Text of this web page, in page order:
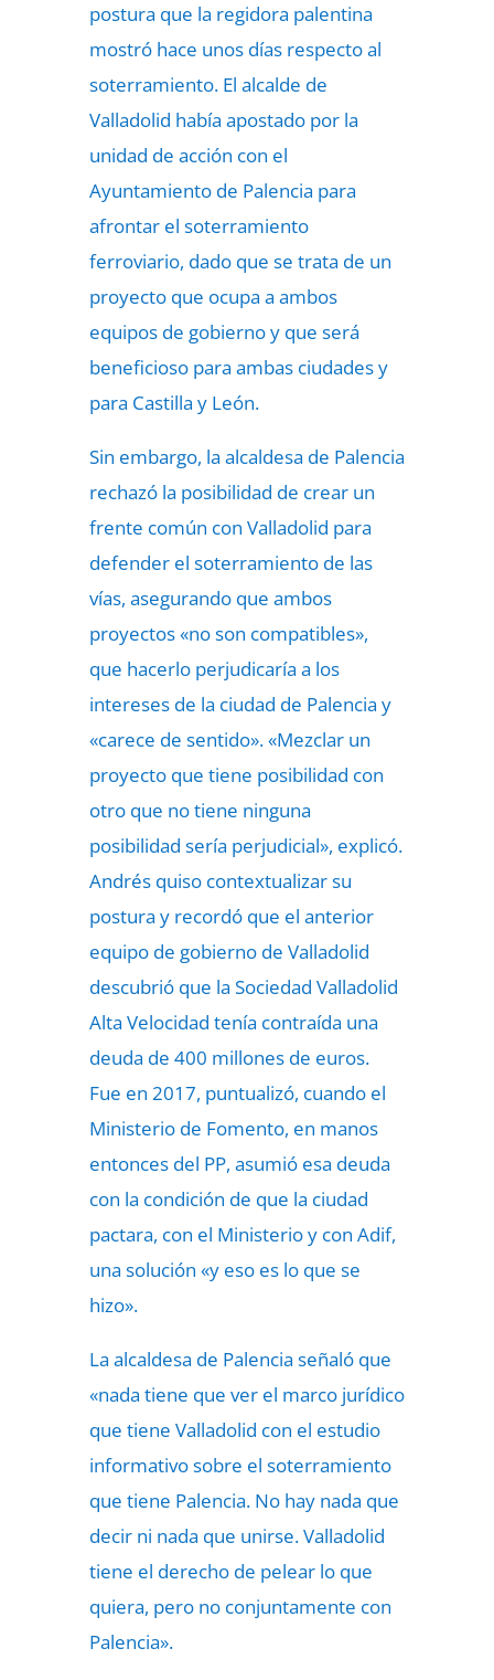
postura que la regidora palentina
mostró hace unos días respecto al
soterramiento. El alcalde de
Valladolid había apostado por la
unidad de acción con el
Ayuntamiento de Palencia para
afrontar el soterramiento
ferroviario, dado que se trata de un
proyecto que ocupa a ambos
equipos de gobierno y que será
beneficioso para ambas ciudades y
para Castilla y León.
Sin embargo, la alcaldesa de Palencia
rechazó la posibilidad de crear un
frente común con Valladolid para
defender el soterramiento de las
vías, asegurando que ambos
proyectos «no son compatibles»,
que hacerlo perjudicaría a los
intereses de la ciudad de Palencia y
«carece de sentido». «Mezclar un
proyecto que tiene posibilidad con
otro que no tiene ninguna
posibilidad sería perjudicial», explicó.
Andrés quiso contextualizar su
postura y recordó que el anterior
equipo de gobierno de Valladolid
descubrió que la Sociedad Valladolid
Alta Velocidad tenía contraída una
deuda de 400 millones de euros.
Fue en 2017, puntualizó, cuando el
Ministerio de Fomento, en manos
entonces del PP, asumió esa deuda
con la condición de que la ciudad
pactara, con el Ministerio y con Adif,
una solución «y eso es lo que se
hizo».
La alcaldesa de Palencia señaló que
«nada tiene que ver el marco jurídico
que tiene Valladolid con el estudio
informativo sobre el soterramiento
que tiene Palencia. No hay nada que
decir ni nada que unirse. Valladolid
tiene el derecho de pelear lo que
quiera, pero no conjuntamente con
Palencia».